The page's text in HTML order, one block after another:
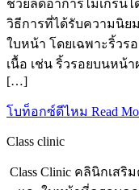
ช่วยลดอาการไมเกรน
วิธีการที่ได้รับความนิย
ใบหน้า โดยเฉพาะริ้วร
เนื้อ เช่น ริ้วรอยบนหน้
[…]
โบท็อกซ์ดีไหม Read
Class clinic
Class Clinic คลินิกเส